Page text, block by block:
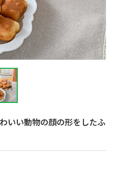
いい動物の顔の形をしたふ